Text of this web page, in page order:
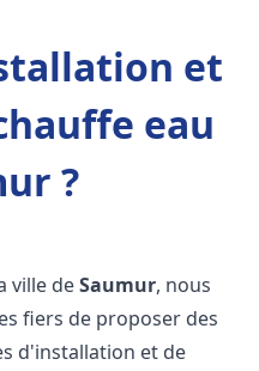
et
eau
?
ville deSaumur, nous
fiers de proposer des
d'installation et de